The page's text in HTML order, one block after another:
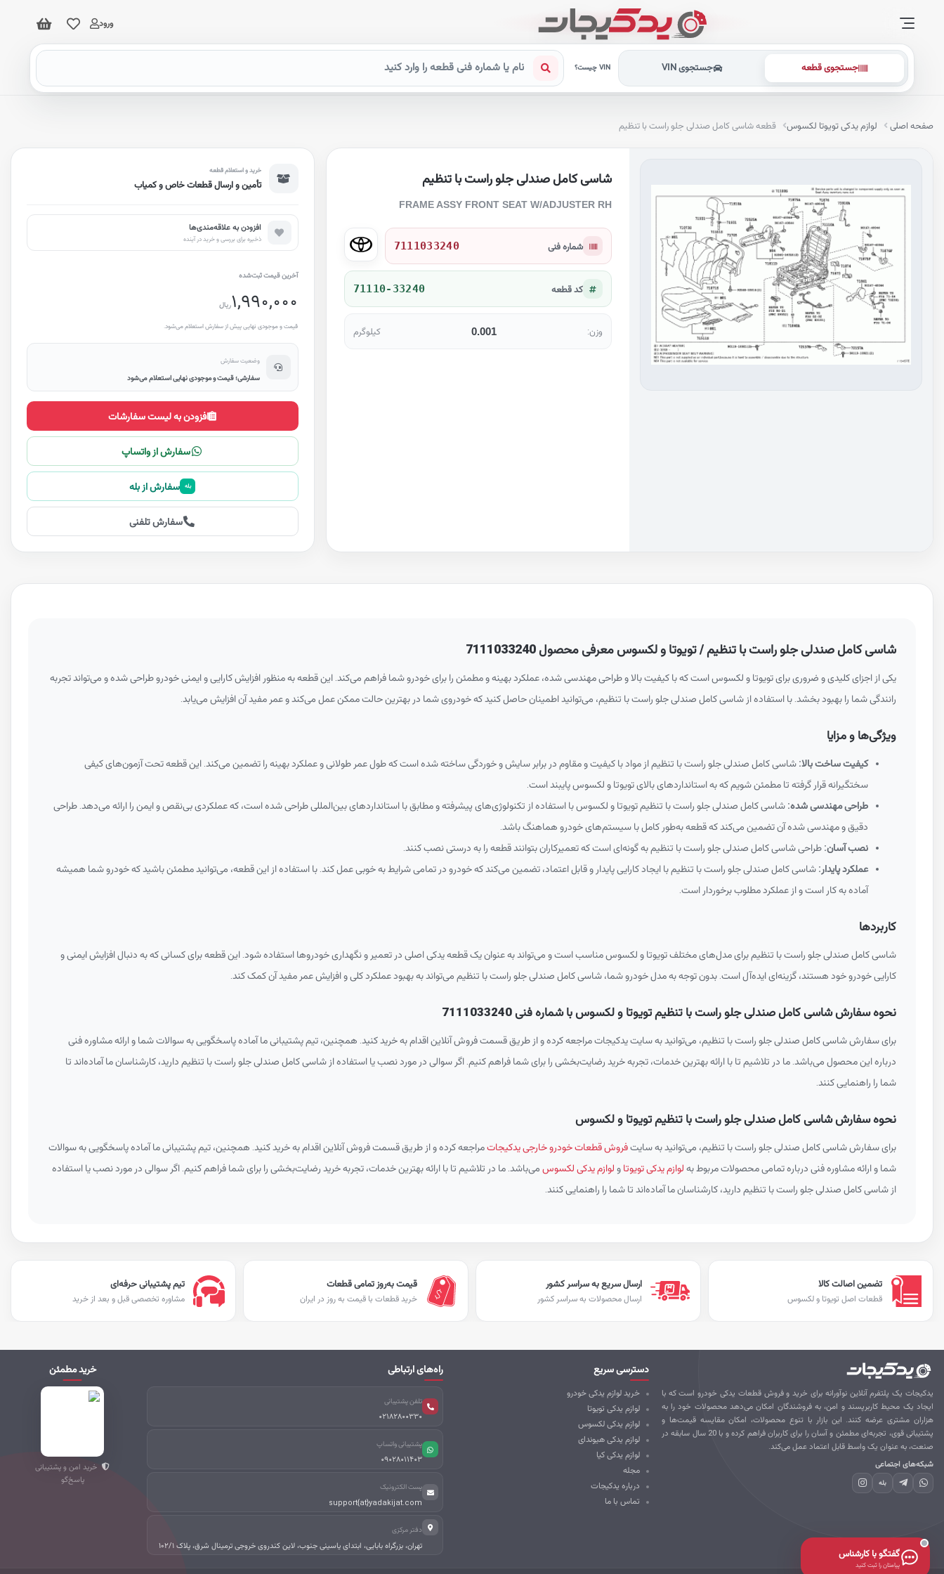
ورود
جستجوی قطعه جستجوی VIN VIN چیست؟
صفحه اصلی لوازم یدکی تویوتا لکسوس قطعه شاسی کامل صندلی جلو راست با تنظیم
شاسی کامل صندلی جلو راست با تنظیم
FRAME ASSY FRONT SEAT W/ADJUSTER RH
شماره فنی 7111033240
کد قطعه 71110-33240
وزن: 0.001 کیلوگرم
خرید و استعلام قطعه
تأمین و ارسال قطعات خاص و کمیاب
افزودن به علاقه‌مندی‌ها
ذخیره برای بررسی و خرید در آینده
آخرین قیمت ثبت‌شده
1,990,000ریال
قیمت و موجودی نهایی پیش از سفارش استعلام می‌شود.
وضعیت سفارش
سفارشی؛ قیمت و موجودی نهایی استعلام می‌شود
افزودن به لیست سفارشات
سفارش از واتساپ
بله سفارش از بله
سفارش تلفنی
شاسی کامل صندلی جلو راست با تنظیم / تویوتا و لکسوس معرفی محصول 7111033240
یکی از اجزای کلیدی و ضروری برای تویوتا و لکسوس است که با کیفیت بالا و طراحی مهندسی شده، عملکرد بهینه و مطمئن را برای خودرو شما فراهم می‌کند. این قطعه به منظور افزایش کارایی و ایمنی خودرو طراحی شده و می‌تواند تجربه
رانندگی شما را بهبود بخشد. با استفاده از شاسی کامل صندلی جلو راست با تنظیم، می‌توانید اطمینان حاصل کنید که خودروی شما در بهترین حالت ممکن عمل می‌کند و عمر مفید آن افزایش می‌یابد.
ویژگی‌ها و مزایا
کیفیت ساخت بالا: شاسی کامل صندلی جلو راست با تنظیم از مواد با کیفیت و مقاوم در برابر سایش و خوردگی ساخته شده است که طول عمر طولانی و عملکرد بهینه را تضمین می‌کند. این قطعه تحت آزمون‌های کیفی
سختگیرانه قرار گرفته تا مطمئن شویم که به استانداردهای بالای تویوتا و لکسوس پایبند است.
طراحی مهندسی شده: شاسی کامل صندلی جلو راست با تنظیم تویوتا و لکسوس با استفاده از تکنولوژی‌های پیشرفته و مطابق با استانداردهای بین‌المللی طراحی شده است، که عملکردی بی‌نقص و ایمن را ارائه می‌دهد. طراحی
دقیق و مهندسی شده آن تضمین می‌کند که قطعه به‌طور کامل با سیستم‌های خودرو هماهنگ باشد.
نصب آسان: طراحی شاسی کامل صندلی جلو راست با تنظیم به گونه‌ای است که تعمیرکاران بتوانند قطعه را به درستی نصب کنند.
عملکرد پایدار: شاسی کامل صندلی جلو راست با تنظیم با ایجاد کارایی پایدار و قابل اعتماد، تضمین می‌کند که خودرو در تمامی شرایط به خوبی عمل کند. با استفاده از این قطعه، می‌توانید مطمئن باشید که خودرو شما همیشه
آماده به کار است و از عملکرد مطلوب برخوردار است.
کاربردها
شاسی کامل صندلی جلو راست با تنظیم برای مدل‌های مختلف تویوتا و لکسوس مناسب است و می‌تواند به عنوان یک قطعه یدکی اصلی در تعمیر و نگهداری خودروها استفاده شود. این قطعه برای کسانی که به دنبال افزایش ایمنی و
کارایی خودرو خود هستند، گزینه‌ای ایده‌آل است. بدون توجه به مدل خودرو شما، شاسی کامل صندلی جلو راست با تنظیم می‌تواند به بهبود عملکرد کلی و افزایش عمر مفید آن کمک کند.
نحوه سفارش شاسی کامل صندلی جلو راست با تنظیم تویوتا و لکسوس با شماره فنی 7111033240
برای سفارش شاسی کامل صندلی جلو راست با تنظیم، می‌توانید به سایت یدکیجات مراجعه کرده و از طریق قسمت فروش آنلاین اقدام به خرید کنید. همچنین، تیم پشتیبانی ما آماده پاسخگویی به سوالات شما و ارائه مشاوره فنی
درباره این محصول می‌باشد. ما در تلاشیم تا با ارائه بهترین خدمات، تجربه خرید رضایت‌بخشی را برای شما فراهم کنیم. اگر سوالی در مورد نصب یا استفاده از شاسی کامل صندلی جلو راست با تنظیم دارید، کارشناسان ما آماده‌اند تا
شما را راهنمایی کنند.
نحوه سفارش شاسی کامل صندلی جلو راست با تنظیم تویوتا و لکسوس
برای سفارش شاسی کامل صندلی جلو راست با تنظیم، می‌توانید به سایتفروش قطعات خودرو خارجی یدکیجاتمراجعه کرده و از طریق قسمت فروش آنلاین اقدام به خرید کنید. همچنین، تیم پشتیبانی ما آماده پاسخگویی به سوالات
شما و ارائه مشاوره فنی درباره تمامی محصولات مربوط به لوازم یدکی تویوتا و لوازم یدکی لکسوس می‌باشد. ما در تلاشیم تا با ارائه بهترین خدمات، تجربه خرید رضایت‌بخشی را برای شما فراهم کنیم. اگر سوالی در مورد نصب یا استفاده
از شاسی کامل صندلی جلو راست با تنظیم دارید، کارشناسان ما آماده‌اند تا شما را راهنمایی کنند.
تیم پشتیبانی حرفه‌ای
مشاوره تخصصی قبل و بعد از خرید
قیمت به‌روز تمامی قطعات
خرید قطعات با قیمت به روز در ایران
ارسال سریع به سراسر کشور
ارسال محصولات به سراسر کشور
تضمین اصالت کالا
قطعات اصل تویوتا و لکسوس
یدکیجات یک پلتفرم آنلاین نوآورانه برای خرید و فروش قطعات یدکی خودرو است که با
ایجاد یک محیط کاربرپسند و امن، به فروشندگان امکان می‌دهد محصولات خود را به
هزاران مشتری عرضه کنند. این بازار با تنوع محصولات، امکان مقایسه قیمت‌ها و
پشتیبانی قوی، تجربه‌ای مطمئن و آسان را برای کاربران فراهم کرده و با 20 سال سابقه در
صنعت، به عنوان یک واسط قابل اعتماد عمل می‌کند.
شبکه‌های اجتماعی
بله
دسترسی سریع
خرید لوازم یدکی خودرو
لوازم یدکی تویوتا
لوازم یدکی لکسوس
لوازم یدکی هیوندای
لوازم یدکی کیا
مجله
درباره یدکیجات
تماس با ما
راه‌های ارتباطی
تلفن پشتیبانی
02182800330
پشتیبانی واتساپ
09028011403
پست الکترونیک
support{at}yadakijat.com
دفتر مرکزی
تهران، بزرگراه بابایی، ابتدای یاسینی جنوب، لاین کندروی خروجی ترمینال شرق، پلاک ۱۰۲/۱
خرید مطمئن
خرید امن و پشتیبانی
پاسخ‌گو
گفتگو با کارشناس
پیامتان را ثبت کنید